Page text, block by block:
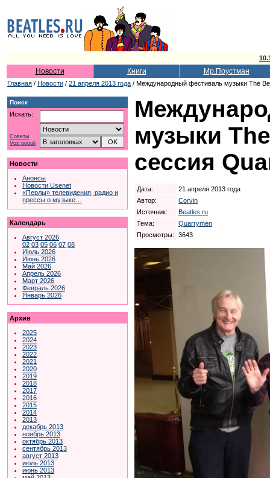
Новости Книги Мр.Поустман
Главная / Новости / 21 апреля 2013 года / Международный фестиваль музыки The
Поиск
Искать:
Советы
Vox populi
Новости
Анонсы
Новости Usenet
«Перлы» телевидения, радио и
прессы о музыке…
Календарь
Август 2026
02 03 05 06 07 08
Июль 2026
Июнь 2026
Май 2026
Апрель 2026
Март 2026
Февраль 2026
Январь 2026
Архив
2025
2024
2023
2022
2021
2020
2019
2018
2017
2016
2015
2014
2013
декабрь 2013
ноябрь 2013
октябрь 2013
сентябрь 2013
август 2013
июль 2013
июнь 2013
музыки
сессия
Дата:
21 апреля 2013 года
Автор:
Corvin
Источник:
Beatles.ru
Тема:
Quarrymen
Просмотры:
3643